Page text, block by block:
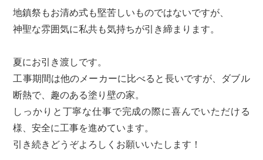
地鎮祭もお清め式も堅苦しいものではないですが、
神聖な雰囲気に私共も気持ちが引き締まります。
夏にお引き渡しです。
工事期間は他のメーカーに比べると長いですが、ダブル
断熱で、趣のある塗り壁の家。
しっかりと丁寧な仕事で完成の際に喜んでいただける
様、安全に工事を進めています。
引き続きどうぞよろしくお願いいたします！